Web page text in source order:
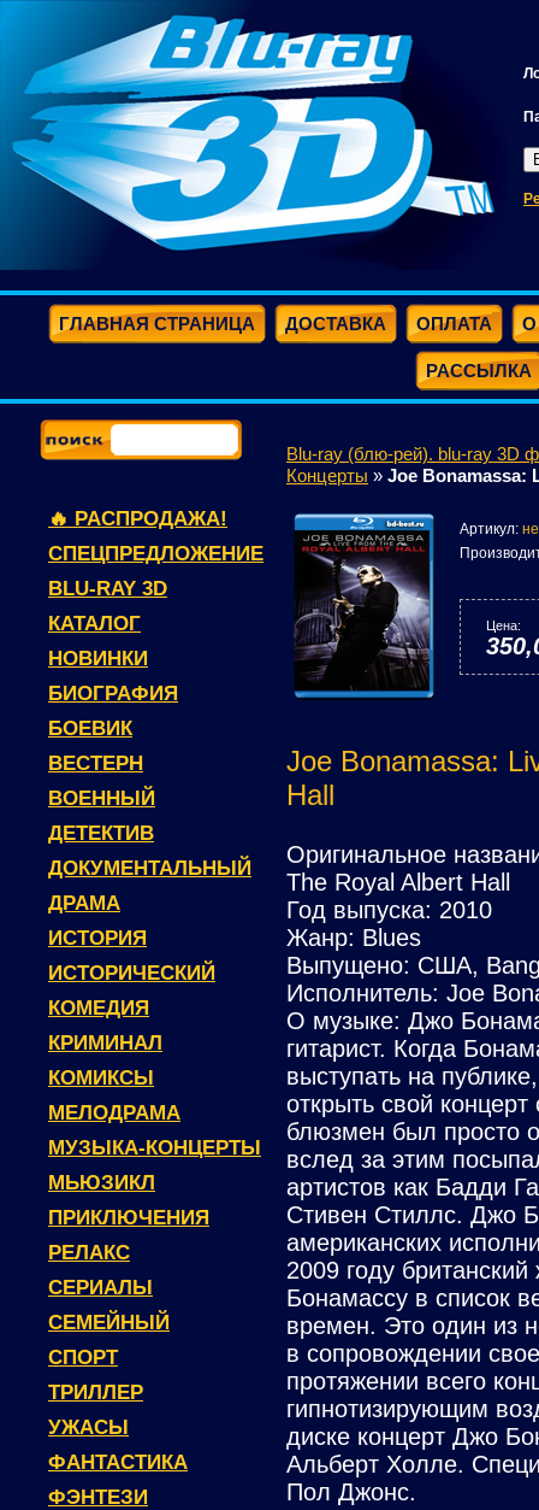
ГЛАВНАЯ СТРАНИЦА ДОСТАВКА ОПЛАТА О
РАССЫЛКА
🔥 РАСПРОДАЖА!
СПЕЦПРЕДЛОЖЕНИЕ
BLU-RAY 3D
КАТАЛОГ
НОВИНКИ
БИОГРАФИЯ
БОЕВИК
ВЕСТЕРН
ВОЕННЫЙ
ДЕТЕКТИВ
ДОКУМЕНТАЛЬНЫЙ
ДРАМА
ИСТОРИЯ
ИСТОРИЧЕСКИЙ
КОМЕДИЯ
КРИМИНАЛ
КОМИКСЫ
МЕЛОДРАМА
МУЗЫКА-КОНЦЕРТЫ
МЬЮЗИКЛ
ПРИКЛЮЧЕНИЯ
РЕЛАКС
СЕРИАЛЫ
СЕМЕЙНЫЙ
СПОРТ
ТРИЛЛЕР
УЖАСЫ
ФАНТАСТИКА
ФЭНТЕЗИ
Blu-ray (блю-рей). blu-ray 3D
Концерты » Joe Bonamassa:
Артикул:
Цена:
Joe Bonamassa:
Hall
Оригинальное
The Royal Albert Hall
Год выпуска: 2010
Жанр: Blues
Выпущено: США,
Исполнитель: Joe
О музыке: Джо
гитарист. Когда
выступать на
открыть свой
блюзмен был просто
вслед за этим
артистов как Бадди
Стивен Стиллс. Джо
американских
2009 году
Бонамассу в список
времен. Это один из
в сопровождении
протяжении всего
гипнотизирующим
диске концерт Джо
Альберт Холле.
Пол Джонс.